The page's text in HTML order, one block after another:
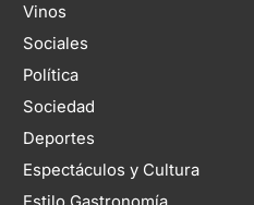
Vinos
Sociales
Política
Sociedad
Deportes
Espectáculos y Cultura